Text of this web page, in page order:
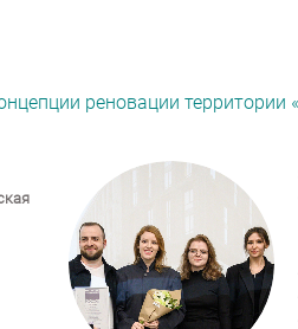
реновации